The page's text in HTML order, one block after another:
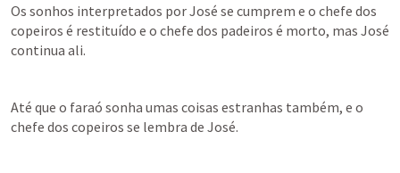
Os sonhos interpretados por José se cumprem e o chefe dos
copeiros é restituído e o chefe dos padeiros é morto, mas José
continua ali.
Até que o faraó sonha umas coisas estranhas também, e o
chefe dos copeiros se lembra de José.